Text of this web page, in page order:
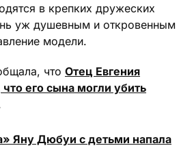
в крепких дружеских
уж душевным и откровенным
модели.
что Отец Евгения
что его сына могли убить
Яну Дюбуи с детьми напала